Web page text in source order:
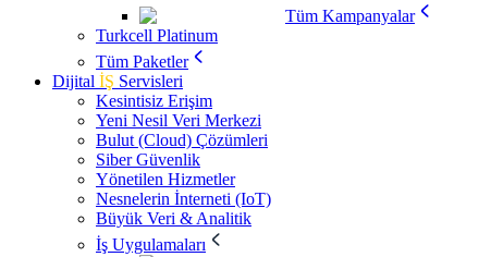
Tüm Kampanyalar
Turkcell Platinum
Tüm Paketler
Dijital İŞ Servisleri
Kesintisiz Erişim
Yeni Nesil Veri Merkezi
Bulut (Cloud) Çözümleri
Siber Güvenlik
Yönetilen Hizmetler
Nesnelerin İnterneti (IoT)
Büyük Veri & Analitik
İş Uygulamaları